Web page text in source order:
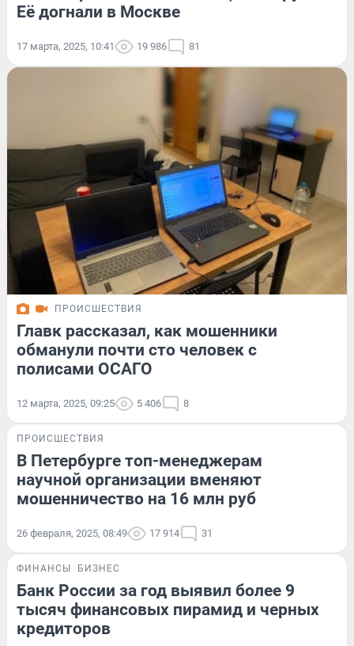
Её догнали в Москве
17 марта, 2025, 10:41 19 986 81
ПРОИСШЕСТВИЯ
Главк рассказал, как мошенники
обманули почти сто человек с
полисами ОСАГО
12 марта, 2025, 09:25 5 406 8
ПРОИСШЕСТВИЯ
В Петербурге топ-менеджерам
научной организации вменяют
мошенничество на 16 млн руб
26 февраля, 2025, 08:49 17 914 31
ФИНАНСЫ БИЗНЕС
Банк России за год выявил более 9
тысяч финансовых пирамид и черных
кредиторов